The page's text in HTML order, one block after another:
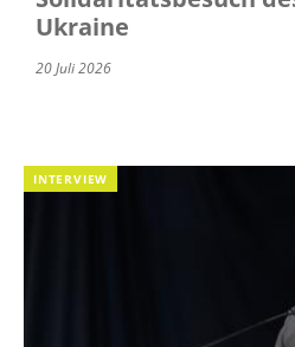
Ukraine
20 Juli 2026
INTERVIEW